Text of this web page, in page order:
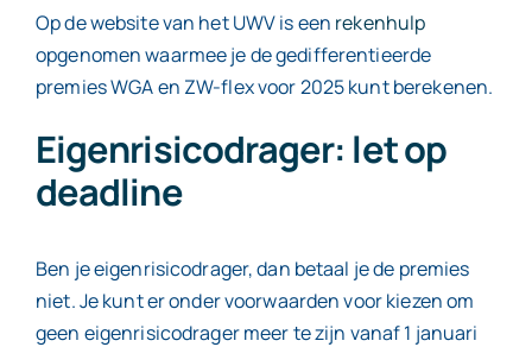
Op de website van het UWV is een rekenhulp
opgenomen waarmee je de gedifferentieerde
premies WGA en ZW-flex voor 2025 kunt berekenen.
Eigenrisicodrager: let op
deadline
Ben je eigenrisicodrager, dan betaal je de premies
niet. Je kunt er onder voorwaarden voor kiezen om
geen eigenrisicodrager meer te zijn vanaf 1 januari